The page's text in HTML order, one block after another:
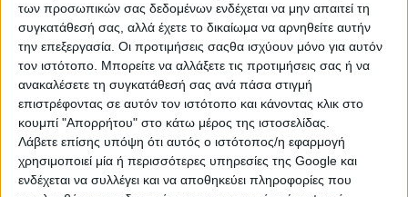
των προσωπικών σας δεδομένων ενδέχεται να μην απαιτεί τη
συγκατάθεσή σας, αλλά έχετε το δικαίωμα να αρνηθείτε αυτήν
την επεξεργασία. Οι προτιμήσεις σαςθα ισχύουν μόνο για αυτόν
τον ιστότοπο. Μπορείτε να αλλάξετε τις προτιμήσεις σας ή να
ανακαλέσετε τη συγκατάθεσή σας ανά πάσα στιγμή
επιστρέφοντας σε αυτόν τον ιστότοπο και κάνοντας κλικ στο
κουμπί "Απορρήτου" στο κάτω μέρος της ιστοσελίδας.
Λάβετε επίσης υπόψη ότι αυτός ο ιστότοπος/η εφαρμογή
χρησιμοποιεί μία ή περισσότερες υπηρεσίες της Google και
ενδέχεται να συλλέγει και να αποθηκεύει πληροφορίες που
Κριός
Δεν είναι καθόλου εύκολο για έναν Κριό να αποδεχτεί ότι ο/η
σύντροφός του τον πρόδωσε. Το αντιλαμβάνεται ως προδοσία
και πονάει ιδιαίτερα. Πραγματικά, ένας Κριός μπορεί να
γονατίσει κυριολεκτικά από τον ψυχικό πόνο που νιώθει σε
ανάλογη περίπτωση. Λειτουργεί πάντα σαν να "έπεσε" από